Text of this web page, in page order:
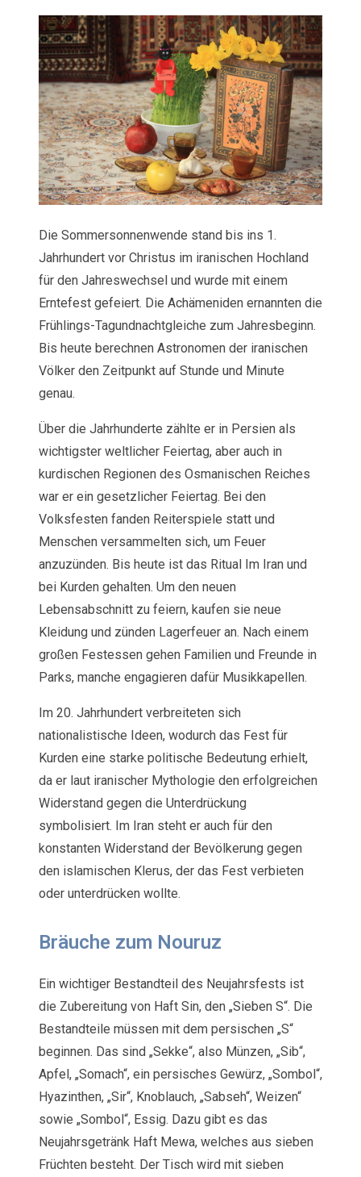
Die Sommersonnenwende stand bis ins 1.
Jahrhundert vor Christus im iranischen Hochland
für den Jahreswechsel und wurde mit einem
Erntefest gefeiert. Die Achämeniden ernannten die
Frühlings-Tagundnachtgleiche zum Jahresbeginn.
Bis heute berechnen Astronomen der iranischen
Völker den Zeitpunkt auf Stunde und Minute
genau.
Über die Jahrhunderte zählte er in Persien als
wichtigster weltlicher Feiertag, aber auch in
kurdischen Regionen des Osmanischen Reiches
war er ein gesetzlicher Feiertag. Bei den
Volksfesten fanden Reiterspiele statt und
Menschen versammelten sich, um Feuer
anzuzünden. Bis heute ist das Ritual Im Iran und
bei Kurden gehalten. Um den neuen
Lebensabschnitt zu feiern, kaufen sie neue
Kleidung und zünden Lagerfeuer an. Nach einem
großen Festessen gehen Familien und Freunde in
Parks, manche engagieren dafür Musikkapellen.
Im 20. Jahrhundert verbreiteten sich
nationalistische Ideen, wodurch das Fest für
Kurden eine starke politische Bedeutung erhielt,
da er laut iranischer Mythologie den erfolgreichen
Widerstand gegen die Unterdrückung
symbolisiert. Im Iran steht er auch für den
konstanten Widerstand der Bevölkerung gegen
den islamischen Klerus, der das Fest verbieten
oder unterdrücken wollte.
Bräuche zum Nouruz
Ein wichtiger Bestandteil des Neujahrsfests ist
die Zubereitung von Haft Sin, den „Sieben S“. Die
Bestandteile müssen mit dem persischen „S“
beginnen. Das sind „Sekke“, also Münzen, „Sib“,
Apfel, „Somach“, ein persisches Gewürz, „Sombol“,
Hyazinthen, „Sir“, Knoblauch, „Sabseh“, Weizen“
sowie „Sombol“, Essig. Dazu gibt es das
Neujahrsgetränk Haft Mewa, welches aus sieben
Früchten besteht. Der Tisch wird mit sieben